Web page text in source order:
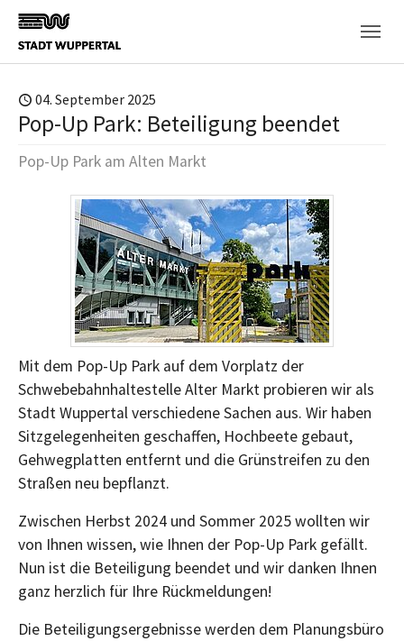
Skip to main content
04. September 2025
Pop-Up Park: Beteiligung beendet
Pop-Up Park am Alten Markt
Mit dem Pop-Up Park auf dem Vorplatz der
Schwebebahnhaltestelle Alter Markt probieren wir als
Stadt Wuppertal verschiedene Sachen aus. Wir haben
Sitzgelegenheiten geschaffen, Hochbeete gebaut,
Gehwegplatten entfernt und die Grünstreifen zu den
Straßen neu bepflanzt.
Zwischen Herbst 2024 und Sommer 2025 wollten wir
von Ihnen wissen, wie Ihnen der Pop-Up Park gefällt.
Nun ist die Beteiligung beendet und wir danken Ihnen
ganz herzlich für Ihre Rückmeldungen!
Die Beteiligungsergebnisse werden dem Planungsbüro